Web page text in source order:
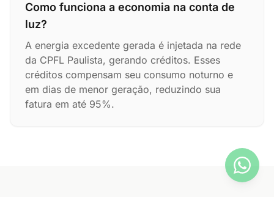
Como funciona a economia na conta de
luz?
A energia excedente gerada é injetada na rede
da CPFL Paulista, gerando créditos. Esses
créditos compensam seu consumo noturno e
em dias de menor geração, reduzindo sua
fatura em até 95%.